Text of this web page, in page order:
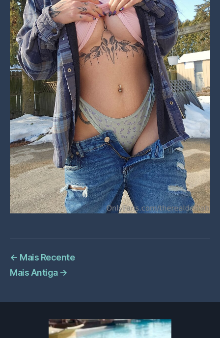
← Mais Recente
Mais Antiga →